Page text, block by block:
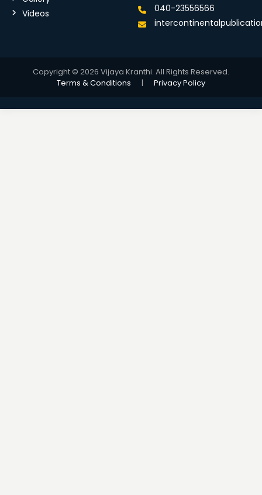
Videos
040-23556566
Copyright © 2026 Vijaya Kranthi. All Rights Reserved.
Terms & Conditions
| Privacy Policy